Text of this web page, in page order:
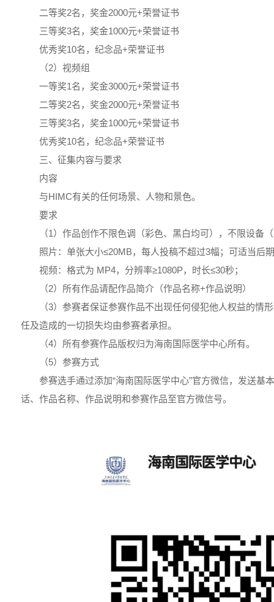
二等奖2名，奖金2000元+荣誉证书
三等奖3名，奖金1000元+荣誉证书
优秀奖10名，纪念品+荣誉证书
（2）视频组
一等奖1名，奖金3000元+荣誉证书
二等奖2名，奖金2000元+荣誉证书
三等奖3名，奖金1000元+荣誉证书
优秀奖10名，纪念品+荣誉证书
三、征集内容与要求
内容
与HIMC有关的任何场景、人物和景色。
要求
（1）作品创作不限色调（彩色、黑白均可），不限设备
照片：单张大小≤20MB，每人投稿不超过3幅；可适当后
视频：格式为 MP4，分辨率≥1080P，时长≤30秒；
（2）所有作品请配作品简介（作品名称+作品说明）
（3）参赛者保证参赛作品不出现任何侵犯他人权益的情
任及造成的一切损失均由参赛者承担。
（4）所有参赛作品版权归为海南国际医学中心所有。
（5）参赛方式
参赛选手通过添加“海南国际医学中心”官方微信，发送基
话、作品名称、作品说明和参赛作品至官方微信号。